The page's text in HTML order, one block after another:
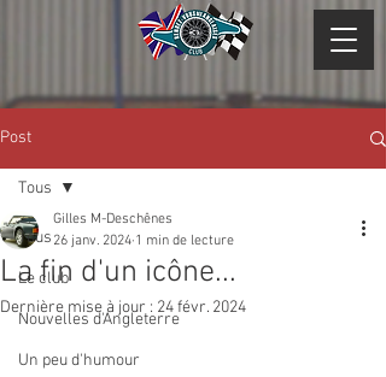
Post
Tous
Le club
Nouvelles d'Angleterre
Un peu d'humour
Tous
La fin d'un icône...
Gilles M-Deschênes
26 janv. 2024 1 min de lecture
Dernière mise à jour : 24 févr. 2024